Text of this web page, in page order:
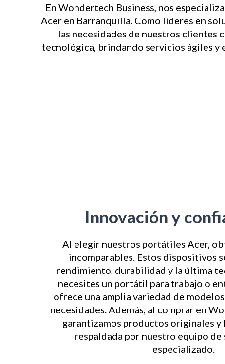
En Wondertech Business, nos
Acer en Barranquilla. Como líderes en
las necesidades de nuestros
tecnológica, brindando servicios ágiles y
Innovación y
Al elegir nuestros portátiles Acer,
incomparables. Estos dispositivos
rendimiento, durabilidad y la última
necesites un portátil para trabajo o
ofrece una amplia variedad de
necesidades. Además, al comprar en
garantizamos productos originales y
respaldada por nuestro equipo
especializado.